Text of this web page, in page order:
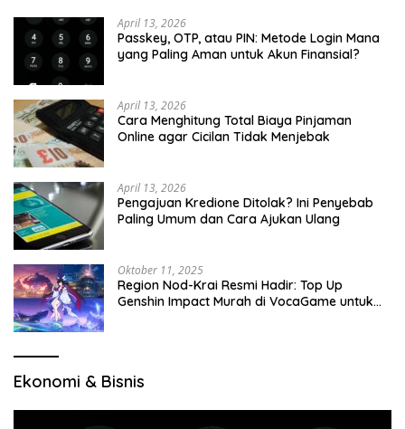
April 13, 2026
Passkey, OTP, atau PIN: Metode Login Mana
yang Paling Aman untuk Akun Finansial?
April 13, 2026
Cara Menghitung Total Biaya Pinjaman
Online agar Cicilan Tidak Menjebak
April 13, 2026
Pengajuan Kredione Ditolak? Ini Penyebab
Paling Umum dan Cara Ajukan Ulang
Oktober 11, 2025
Region Nod-Krai Resmi Hadir: Top Up
Genshin Impact Murah di VocaGame untuk
Ekonomi & Bisnis